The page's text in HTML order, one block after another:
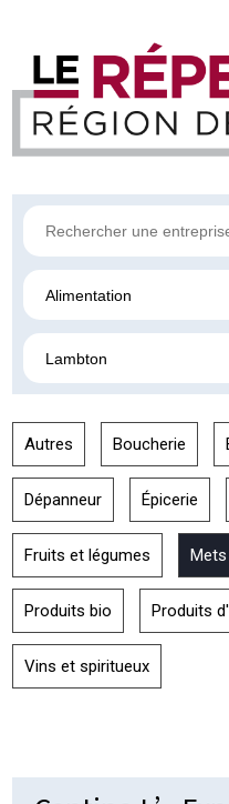
Alimentation
Lambton
Autres Boucherie
Dépanneur Épicerie
Fruits et légumes
Produits bio Produits
Vins et spiritueux